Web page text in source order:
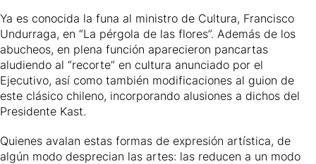
Ya es conocida la funa al ministro de Cultura, Francisco
Undurraga, en “La pérgola de las flores”. Además de los
abucheos, en plena función aparecieron pancartas
aludiendo al “recorte” en cultura anunciado por el
Ejecutivo, así como también modificaciones al guion de
este clásico chileno, incorporando alusiones a dichos del
Presidente Kast.
Quienes avalan estas formas de expresión artística, de
algún modo desprecian las artes: las reducen a un modo